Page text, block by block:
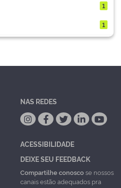
1
1
NAS REDES
ACESSIBILIDADE
DEIXE SEU FEEDBACK
Compartilhe conoscose nossos
canais estão adequados pra